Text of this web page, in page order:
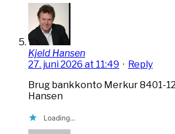
Kjeld Hansen
27. juni 2026 at 11:49 · Reply
Brug bankkonto Merkur 8401-
Hansen
Loading...